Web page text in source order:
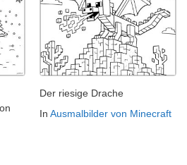
Der riesige Drache
In Ausmalbilder von Minecraft